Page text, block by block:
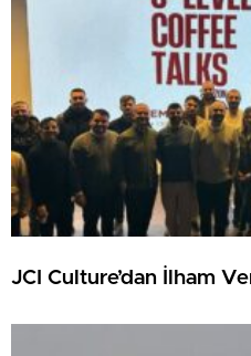
JCI Culture’dan İlham